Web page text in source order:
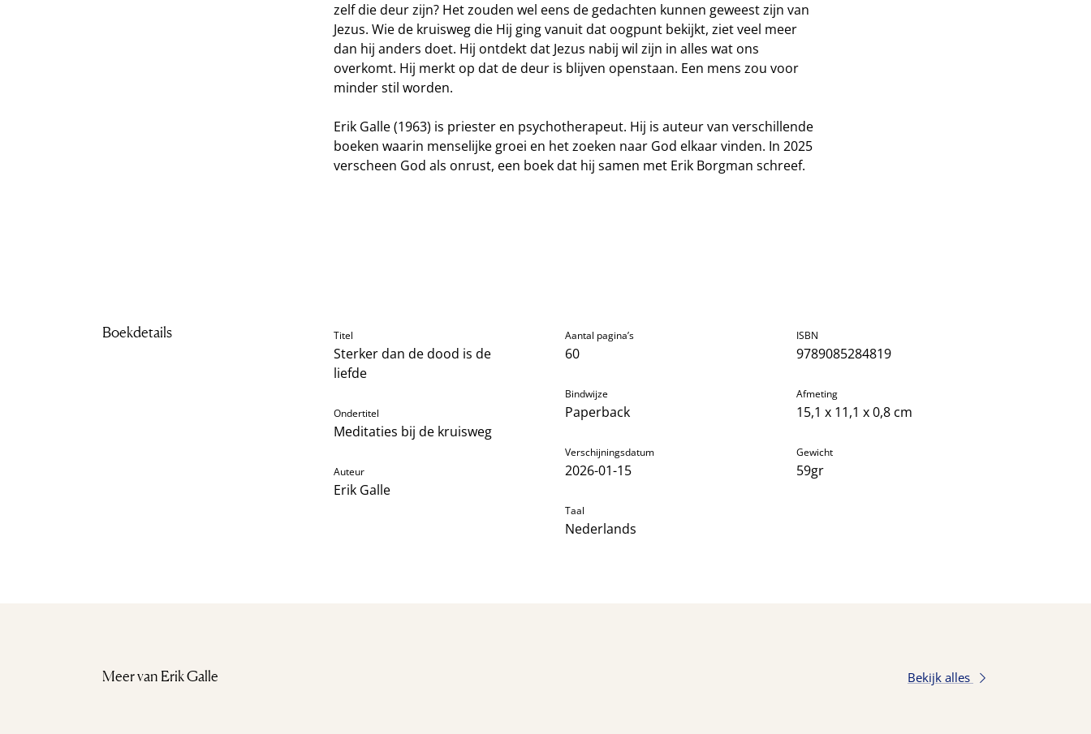
zelf die deur zijn? Het zouden wel eens de gedachten kunnen geweest zijn van
Jezus. Wie de kruisweg die Hij ging vanuit dat oogpunt bekijkt, ziet veel meer
dan hij anders doet. Hij ontdekt dat Jezus nabij wil zijn in alles wat ons
overkomt. Hij merkt op dat de deur is blijven openstaan. Een mens zou voor
minder stil worden.
Erik Galle (1963) is priester en psychotherapeut. Hij is auteur van verschillende
boeken waarin menselijke groei en het zoeken naar God elkaar vinden. In 2025
verscheen God als onrust, een boek dat hij samen met Erik Borgman schreef.
Boekdetails Titel
Sterker dan de dood is de
liefde
Ondertitel
Meditaties bij de kruisweg
Auteur
Erik Galle
Aantal pagina’s
60
Bindwijze
Paperback
Verschijningsdatum
2026-01-15
Taal
Nederlands
ISBN
9789085284819
Afmeting
15,1 x 11,1 x 0,8 cm
Gewicht
59gr
Meer van Erik Galle Bekijk alles